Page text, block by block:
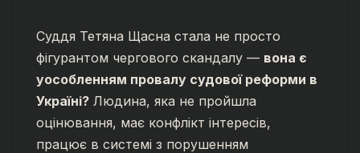
Суддя Тетяна Щасна стала не просто
фігурантом чергового скандалу — вона є
уособленням провалу судової реформи в
Україні? Людина, яка не пройшла
оцінювання, має конфлікт інтересів,
працює в системі з порушенням